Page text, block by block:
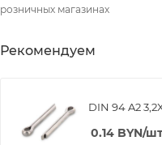
розничных магазинах
Рекомендуем
DIN 94 A2
0.14 BYN/шт